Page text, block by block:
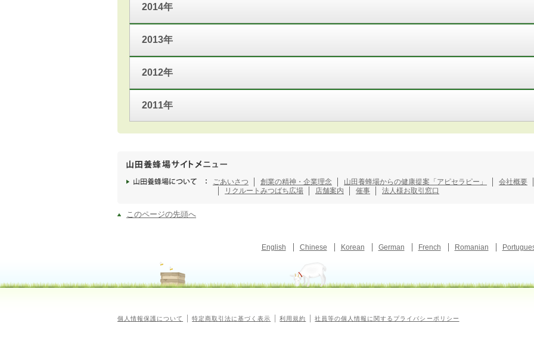
2014年
2013年
2012年
2011年
ごあいさつ 創業の精神・企業理念 山田養蜂場からの健康提案「アピセラピー」 会社概要
リクルート みつばち広場 店舗案内 催事 法人様お取引窓口
このページの先頭へ
English Chinese Korean German French Romanian
個人情報保護について 特定商取引法に基づく表示 利用規約 社員等の個人情報に関するプライバシーポリシー